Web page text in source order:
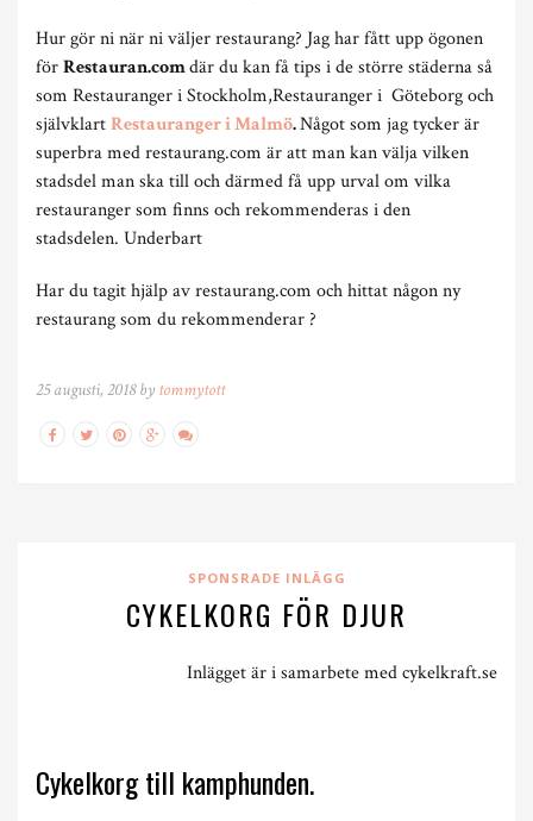
Hur gör ni när ni väljer restaurang? Jag har fått upp ögonen
förRestauran.comdär du kan få tips i de större städerna så
som Restauranger i Stockholm,Restauranger i Göteborg och
självklartRestauranger i Malmö.Något som jag tycker är
superbra med restaurang.com är att man kan välja vilken
stadsdel man ska till och därmed få upp urval om vilka
restauranger som finns och rekommenderas i den
stadsdelen. Underbart
Har du tagit hjälp av restaurang.com och hittat någon ny
restaurang som du rekommenderar ?
25 augusti, 2018 by tommytott
SPONSRADE INLÄGG
CYKELKORG FÖR DJUR
Inlägget är i samarbete med cykelkraft.se
Cykelkorg till kamphunden.